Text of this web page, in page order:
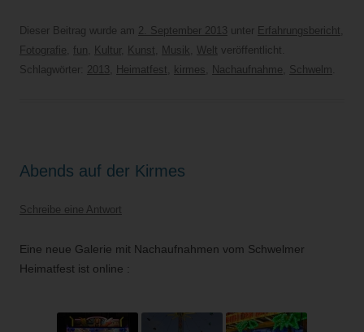
Dieser Beitrag wurde am 2. September 2013 unter Erfahrungsbericht
Fotografie
fun Kultur, Kunst Musik Welt veröffentlicht.
Schlagwörter: 2013 Heimatfest kirmes Nachaufnahme Schwelm
Abends auf der Kirmes
Schreibe eine Antwort
Eine neue Galerie mit Nachaufnahmen vom Schwelmer
Heimatfest ist online :